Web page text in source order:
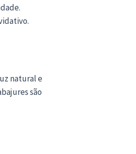
natural e
são